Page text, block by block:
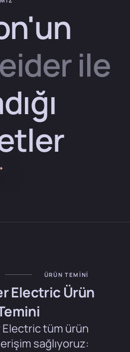
ile
ÜRÜN TEMINI
Electric Ürün
tüm ürün
sağlıyoruz: